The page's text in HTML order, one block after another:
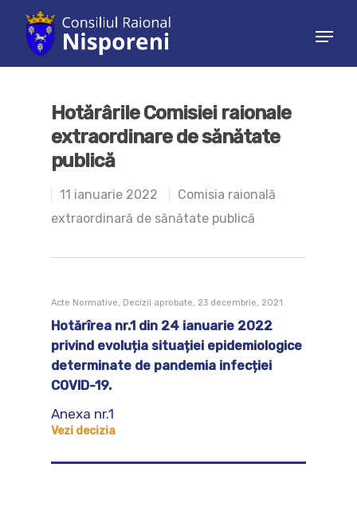
Hotărârile Comisiei raionale
extraordinare de sănătate
publică
11 ianuarie 2022
Comisia raională
extraordinară de sănătate publică
Acte Normative, Decizii aprobate, 23 decembrie, 2021
Hotărîrea nr.1 din 24 ianuarie 2022
privind evoluția situației epidemiologice
determinate de pandemia infecției
COVID-19.
Anexa nr.1
Vezi decizia